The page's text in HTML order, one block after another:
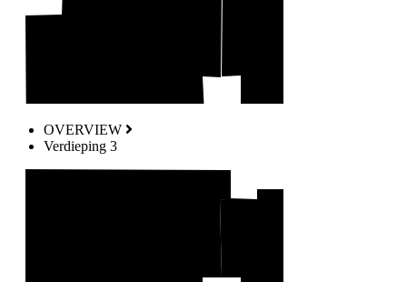
OVERVIEW
Verdieping 3